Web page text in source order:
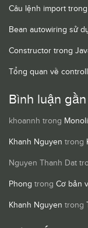
Câu lệnh import
Bean autowiring sử
Constructor trong
Tổng quan về
Bình luận
khoannh trong
Khanh Nguyen trong
Nguyen Thanh Dat
Phong trong Cơ bản
Khanh Nguyen trong